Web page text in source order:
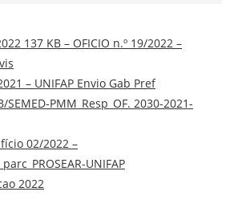
137 KB – OFICIO n.º 19/2022 –
– UNIFAP Envio Gab Pref
SEMED-PMM_Resp_OF. 2030-2021-
02/2022 –
UNIFAP
2022